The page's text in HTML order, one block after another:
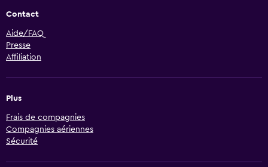
Contact
Aide/FAQ
Presse
Affiliation
Plus
Frais de compagnies
Compagnies aériennes
Sécurité